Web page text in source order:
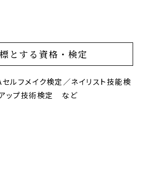
とする資格・検定
ルフメイク検定／ネイリスト技能検
ップ技術検定 など